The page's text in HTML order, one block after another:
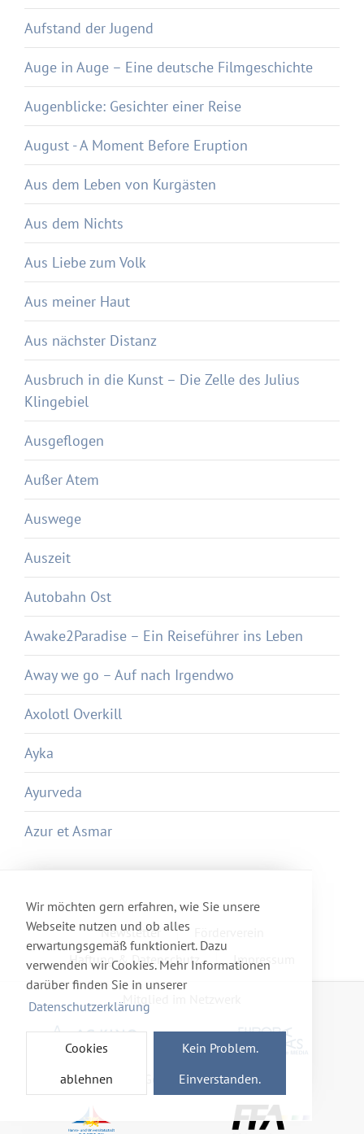
Wir möchten gern erfahren, wie Sie unsere
Webseite nutzen und ob alles
erwartungsgemäß funktioniert. Dazu
verwenden wir Cookies. Mehr Informationen
darüber finden Sie in unserer
Datenschutzerklärung
Cookies
ablehnen
Kein Problem.
Einverstanden.
Aufstand der Jugend
Auge in Auge – Eine deutsche Filmgeschichte
Augenblicke: Gesichter einer Reise
August - A Moment Before Eruption
Aus dem Leben von Kurgästen
Aus dem Nichts
Aus Liebe zum Volk
Aus meiner Haut
Aus nächster Distanz
Ausbruch in die Kunst – Die Zelle des Julius
Klingebiel
Ausgeflogen
Außer Atem
Auswege
Auszeit
Autobahn Ost
Awake2Paradise – Ein Reiseführer ins Leben
Away we go – Auf nach Irgendwo
Axolotl Overkill
Ayka
Ayurveda
Azur et Asmar
Newsletter
Haftung & Datenschutz
Impressum
Gefördert von